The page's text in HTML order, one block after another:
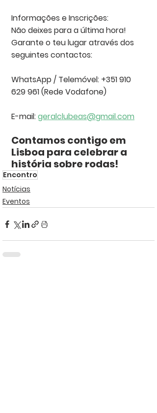
Informações e Inscrições:
Não deixes para a última hora!
Garante o teu lugar através dos
seguintes contactos:
WhatsApp / Telemóvel: +351 910
629 961 (Rede Vodafone)
E-mail: geralclubeas@gmail.com
Contamos contigo em
Lisboa para celebrar a
história sobre rodas!
Encontro
Notícias
Eventos